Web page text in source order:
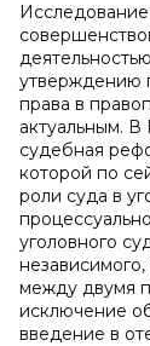
утверждению
права в
актуальным. В
судебная
которой по
роли суда в
уголовного
между двумя
исключение
введение в